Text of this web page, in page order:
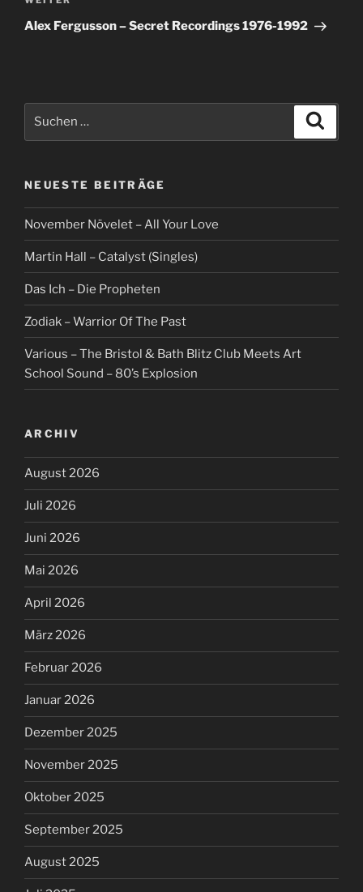
Beitrag
Alex Fergusson – Secret Recordings 1976-1992
NEUESTE BEITRÄGE
November Növelet – All Your Love
Martin Hall – Catalyst (Singles)
Das Ich – Die Propheten
Zodiak – Warrior Of The Past
Various – The Bristol & Bath Blitz Club Meets Art
School Sound – 80’s Explosion
ARCHIV
August 2026
Juli 2026
Juni 2026
Mai 2026
April 2026
März 2026
Februar 2026
Januar 2026
Dezember 2025
November 2025
Oktober 2025
September 2025
August 2025